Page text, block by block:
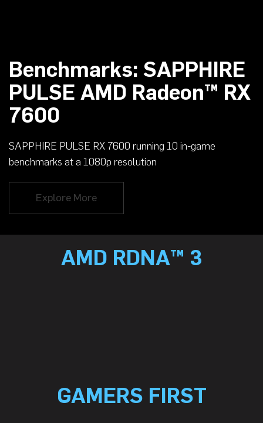
Benchmarks: SAPPHIRE
PULSE AMD Radeon™ RX
7600
SAPPHIRE PULSE RX 7600 running 10 in-game
benchmarks at a 1080p resolution
Explore More
AMD RDNA™ 3
GAMERS FIRST